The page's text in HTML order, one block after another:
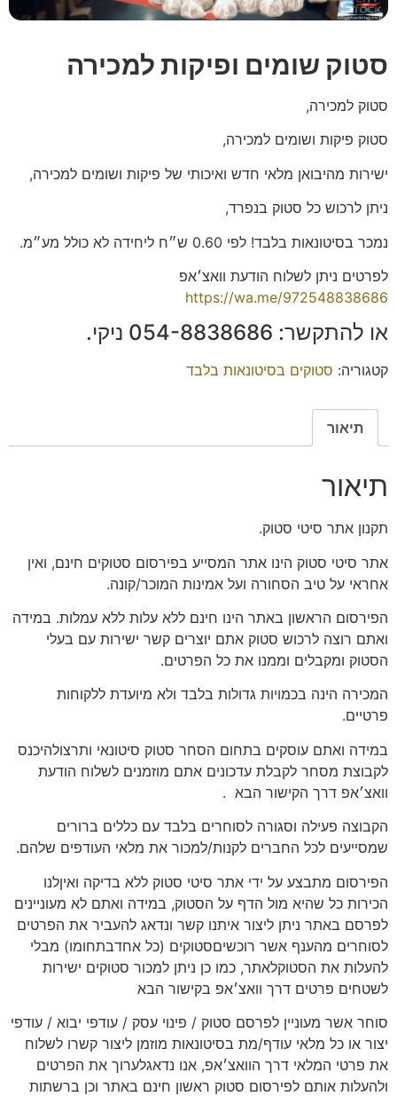
סטוק שומים ופיקות למכירה
סטוק למכירה,
סטוק פיקות ושומים למכירה,
ישירות מהיבואן מלאי חדש ואיכותי של פיקות ושומים למכירה,
ניתן לרכוש כל סטוק בנפרד,
נמכר בסיטונאות בלבד! לפי 0.60 ש״ח ליחידה לא כולל מע״מ.
לפרטים ניתן לשלוח הודעת וואצ׳אפ
https://wa.me/972548838686
או להתקשר: 054-8838686 ניקי.
קטגוריה: סטוקים בסיטונאות בלבד
תיאור
תיאור
תקנון אתר סיטי סטוק.
אתר סיטי סטוק הינו אתר המסייע בפירסום סטוקים חינם, ואין
אחראי על טיב הסחורה ועל אמינות המוכר/קונה.
הפירסום הראשון באתר הינו חינם ללא עלות ללא עמלות. במידה
ואתם רוצה לרכוש סטוק אתם יוצרים קשר ישירות עם בעלי
הסטוק ומקבלים וממנו את כל הפרטים.
המכירה הינה בכמויות גדולות בלבד ולא מיועדת ללקוחות
פרטיים.
במידה ואתם עוסקים בתחום הסחר סטוק סיטונאי ותרצולהיכנס
לקבוצת מסחר לקבלת עדכונים אתם מוזמנים לשלוח הודעת
וואצ׳אפ דרך הקישור הבא .
הקבוצה פעילה וסגורה לסוחרים בלבד עם כללים ברורים
שמסייעים לכל החברים לקנות/למכור את מלאי העודפים שלהם.
הפירסום מתבצע על ידי אתר סיטי סטוק ללא בדיקה ואיןלנו
הכירות כל שהיא מול הדף על הסטוק, במידה ואתם לא מעוניינים
לפרסם באתר ניתן ליצור איתנו קשר ונדאג להעביר את הפרטים
לסוחרים מהענף אשר רוכשיםסטוקים (כל אחדבתחומו) מבלי
להעלות את הסטוקלאתר, כמו כן ניתן למכור סטוקים ישירות
לשטחים פרטים דרך וואצ׳אפ בקישור הבא
סוחר אשר מעוניין לפרסם סטוק / פינוי עסק / עודפי יבוא / עודפי
יצור או כל מלאי עודף/מת בסיטונאות מוזמן ליצור קשרו לשלוח
את פרטי המלאי דרך הוואצ׳אפ, אנו נדאגלערוך את הפרטים
ולהעלות אותם לפירסום סטוק ראשון חינם באתר וכן ברשתות